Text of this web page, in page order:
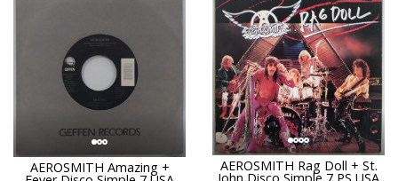
AEROSMITH Amazing + AEROSMITH Rag Doll + St.